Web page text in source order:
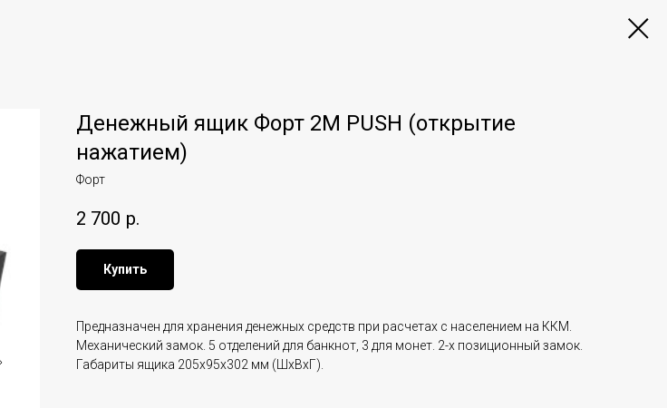
Денежный ящик Форт 2M PUSH (открытие
нажатием)
Форт
2 700 р.
Купить
Предназначен для хранения денежных средств при расчетах с населением на ККМ.
Механический замок. 5 отделений для банкнот, 3 для монет. 2-х позиционный замок.
Габариты ящика 205х95х302 мм (ШхВхГ).